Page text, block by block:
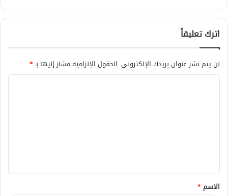
اترك تعليقاً
لن يتم نشر عنوان بريدك الإلكتروني. الحقول الإلزامية مشار إليها بـ*
ق
*
الاسم *